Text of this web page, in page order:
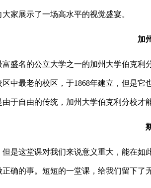
家展示了一场高水平的视觉盛宴。
加
盛名的公立大学之一的加州大学伯克
区中最老的校区，于1868年建立，但是它
于自由的传统，加州大学伯克利分校才
是这堂课对我们来说意义重大，能在
确的事。短短的一堂课，给我们留下了